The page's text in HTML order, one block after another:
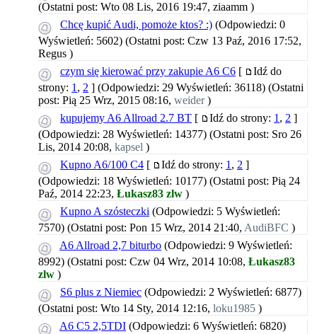
(Ostatni post: Wto 08 Lis, 2016 19:47, ziaamm )
Chcę kupić Audi, pomoże ktos? :) (Odpowiedzi: 0
Wyświetleń: 5602) (Ostatni post: Czw 13 Paź, 2016 17:52,
Regus )
czym się kierować przy zakupie A6 C6 [
Idź do
strony: 1 , 2 ] (Odpowiedzi: 29 Wyświetleń: 36118) (Ostatni
post: Pią 25 Wrz, 2015 08:16, weider)
kupujemy A6 Allroad 2.7 BT [ Idź do strony: 1 , 2 ]
(Odpowiedzi: 28 Wyświetleń: 14377) (Ostatni post: Sro 26
Lis, 2014 20:08, kapsel )
Kupno A6/100 C4 [ Idź do strony: 1 , 2 ]
(Odpowiedzi: 18 Wyświetleń: 10177) (Ostatni post: Pią 24
Paź, 2014 22:23, Łukasz83 zlw )
Kupno A szósteczki (Odpowiedzi: 5 Wyświetleń:
7570) (Ostatni post: Pon 15 Wrz, 2014 21:40, AudiBFC )
A6 Allroad 2,7 biturbo (Odpowiedzi: 9 Wyświetleń:
8992) (Ostatni post: Czw 04 Wrz, 2014 10:08, Łukasz83
zlw )
S6 plus z Niemiec (Odpowiedzi: 2 Wyświetleń: 6877)
(Ostatni post: Wto 14 Sty, 2014 12:16, loku1985 )
A6 C5 2,5TDI (Odpowiedzi: 6 Wyświetleń: 6820)